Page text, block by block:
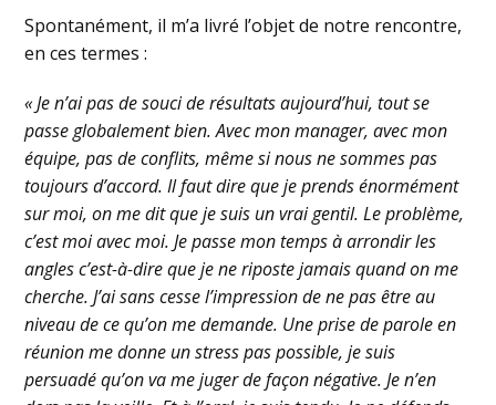
Spontanément, il m’a livré l’objet de notre rencontre,
en ces termes :
« Je n’ai pas de souci de résultats aujourd’hui, tout se
passe globalement bien. Avec mon manager, avec mon
équipe, pas de conflits, même si nous ne sommes pas
toujours d’accord. Il faut dire que je prends énormément
sur moi, on me dit que je suis un vrai gentil. Le problème,
c’est moi avec moi. Je passe mon temps à arrondir les
angles c’est-à-dire que je ne riposte jamais quand on me
cherche. J’ai sans cesse l’impression de ne pas être au
niveau de ce qu’on me demande. Une prise de parole en
réunion me donne un stress pas possible, je suis
persuadé qu’on va me juger de façon négative. Je n’en